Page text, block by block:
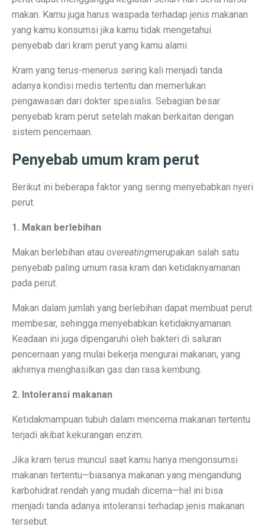
Terapi Ginjal dengan Teknologi Cuci Darah Terbaru
5 Rahasia Kehidupan Panjang Manusia Tertua
10 Karya Lukis Hendra Gunawan yang Terkenal Dunia
Casa Modena, Kafe Rumah yang Nyaman di Modena x
Desain Rumah Minimalis, Tampilan Menarik!
Prakiraan Cuaca OKU Timur 2 Oktober 2025:
Mengungkap Pengalaman Suara Hebat di Galaxy
Laptop Lokal Harga 2 Jutaan dengan Spesifikasi
5 HP Android Tercepat 2025 dengan Snapdragon 8
Honda PCX160: Spesifikasi Mewah yang Membuat
Pengguna Adobe Analytics, Waspada! Celah Ini Ancam
5 Fakta Menarik Kota Lalitpur, Kota Tua Penuh Kuil di
Revolusi Data: AI Mengubah Pengelolaan Informasi di
MDRN dan Genertec Kolaborasi di Industri,
Workshop SOHIB Berkelas Kemkomdigi:
makan. Kamu juga harus waspada terhadap jenis makanan
yang kamu konsumsi jika kamu tidak mengetahui
penyebab dari kram perut yang kamu alami.
Kram yang terus-menerus sering kali menjadi tanda
adanya kondisi medis tertentu dan memerlukan
pengawasan dari dokter spesialis. Sebagian besar
penyebab kram perut setelah makan berkaitan dengan
sistem pencernaan.
Penyebab umum kram perut
Berikut ini beberapa faktor yang sering menyebabkan nyeri
perut.
1. Makan berlebihan
Makan berlebihan atau overeatingmerupakan salah satu
penyebab paling umum rasa kram dan ketidaknyamanan
pada perut.
Makan dalam jumlah yang berlebihan dapat membuat perut
membesar, sehingga menyebabkan ketidaknyamanan.
Keadaan ini juga dipengaruhi oleh bakteri di saluran
pencernaan yang mulai bekerja mengurai makanan, yang
akhirnya menghasilkan gas dan rasa kembung.
2. Intoleransi makanan
Ketidakmampuan tubuh dalam mencerna makanan tertentu
terjadi akibat kekurangan enzim.
Jika kram terus muncul saat kamu hanya mengonsumsi
makanan tertentu—biasanya makanan yang mengandung
karbohidrat rendah yang mudah dicerna—hal ini bisa
menjadi tanda adanya intoleransi terhadap jenis makanan
tersebut.